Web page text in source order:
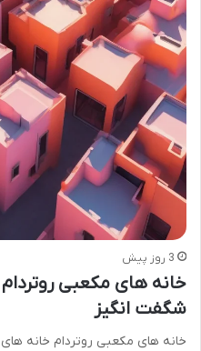
3 روز پیش
خانه های مکعبی
شگفت انگیز
خانه های مکعبی روتردام خانه